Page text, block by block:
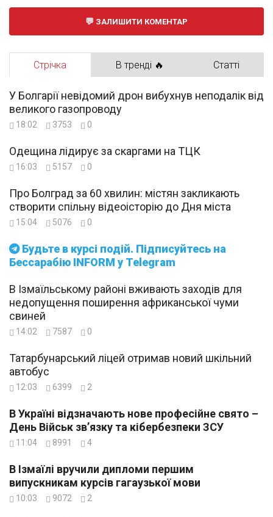
ЗАЛИШИТИ КОМЕНТАР
Стрічка В тренді 🔥 Статті
Будьте в курсі подій. Підписуйтесь на
Бессарабію INFORM у Telegram
У Болгарії невідомий дрон вибухнув неподалік від
великого газопроводу
18:02 3753 0
Одещина лідирує за скаргами на ТЦК
16:03 5157 0
Про Болград за 60 хвилин: містян закликають
створити спільну відеоісторію до Дня міста
15:04 5076 0
В Ізмаїльському районі вживають заходів для
недопущення поширення африканської чуми
свиней
14:02 7587 0
Татарбунарський ліцей отримав новий шкільний
автобус
12:03 6399 2
В Україні відзначають нове професійне свято –
День Військ зв’язку та кібербезпеки ЗСУ
11:04 8991 4
В Ізмаїлі вручили дипломи першим
випускникам курсів гагаузької мови
10:03 9072 2